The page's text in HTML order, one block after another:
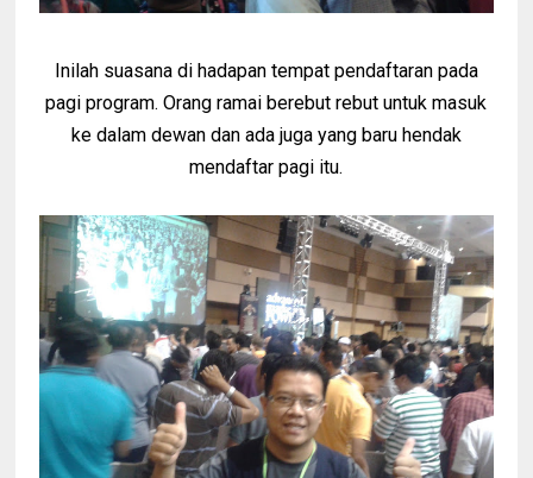
Inilah suasana di hadapan tempat pendaftaran pada
pagi program. Orang ramai berebut rebut untuk masuk
ke dalam dewan dan ada juga yang baru hendak
mendaftar pagi itu.